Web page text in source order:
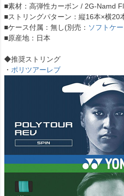
■素材：高弾性カーボン / 2G-Namd
■ストリングパターン：縦16本×横20
■ケース付属：無し(別売： ソフトケ
■原産地：日本
◆推奨ストリング
・ ポリツアーレブ